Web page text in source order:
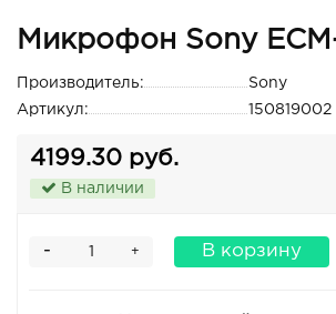
Микрофон Sony ECM-
Производитель:
Sony
Артикул:
150819002
4199.30 руб.
В наличии
+
- В корзину